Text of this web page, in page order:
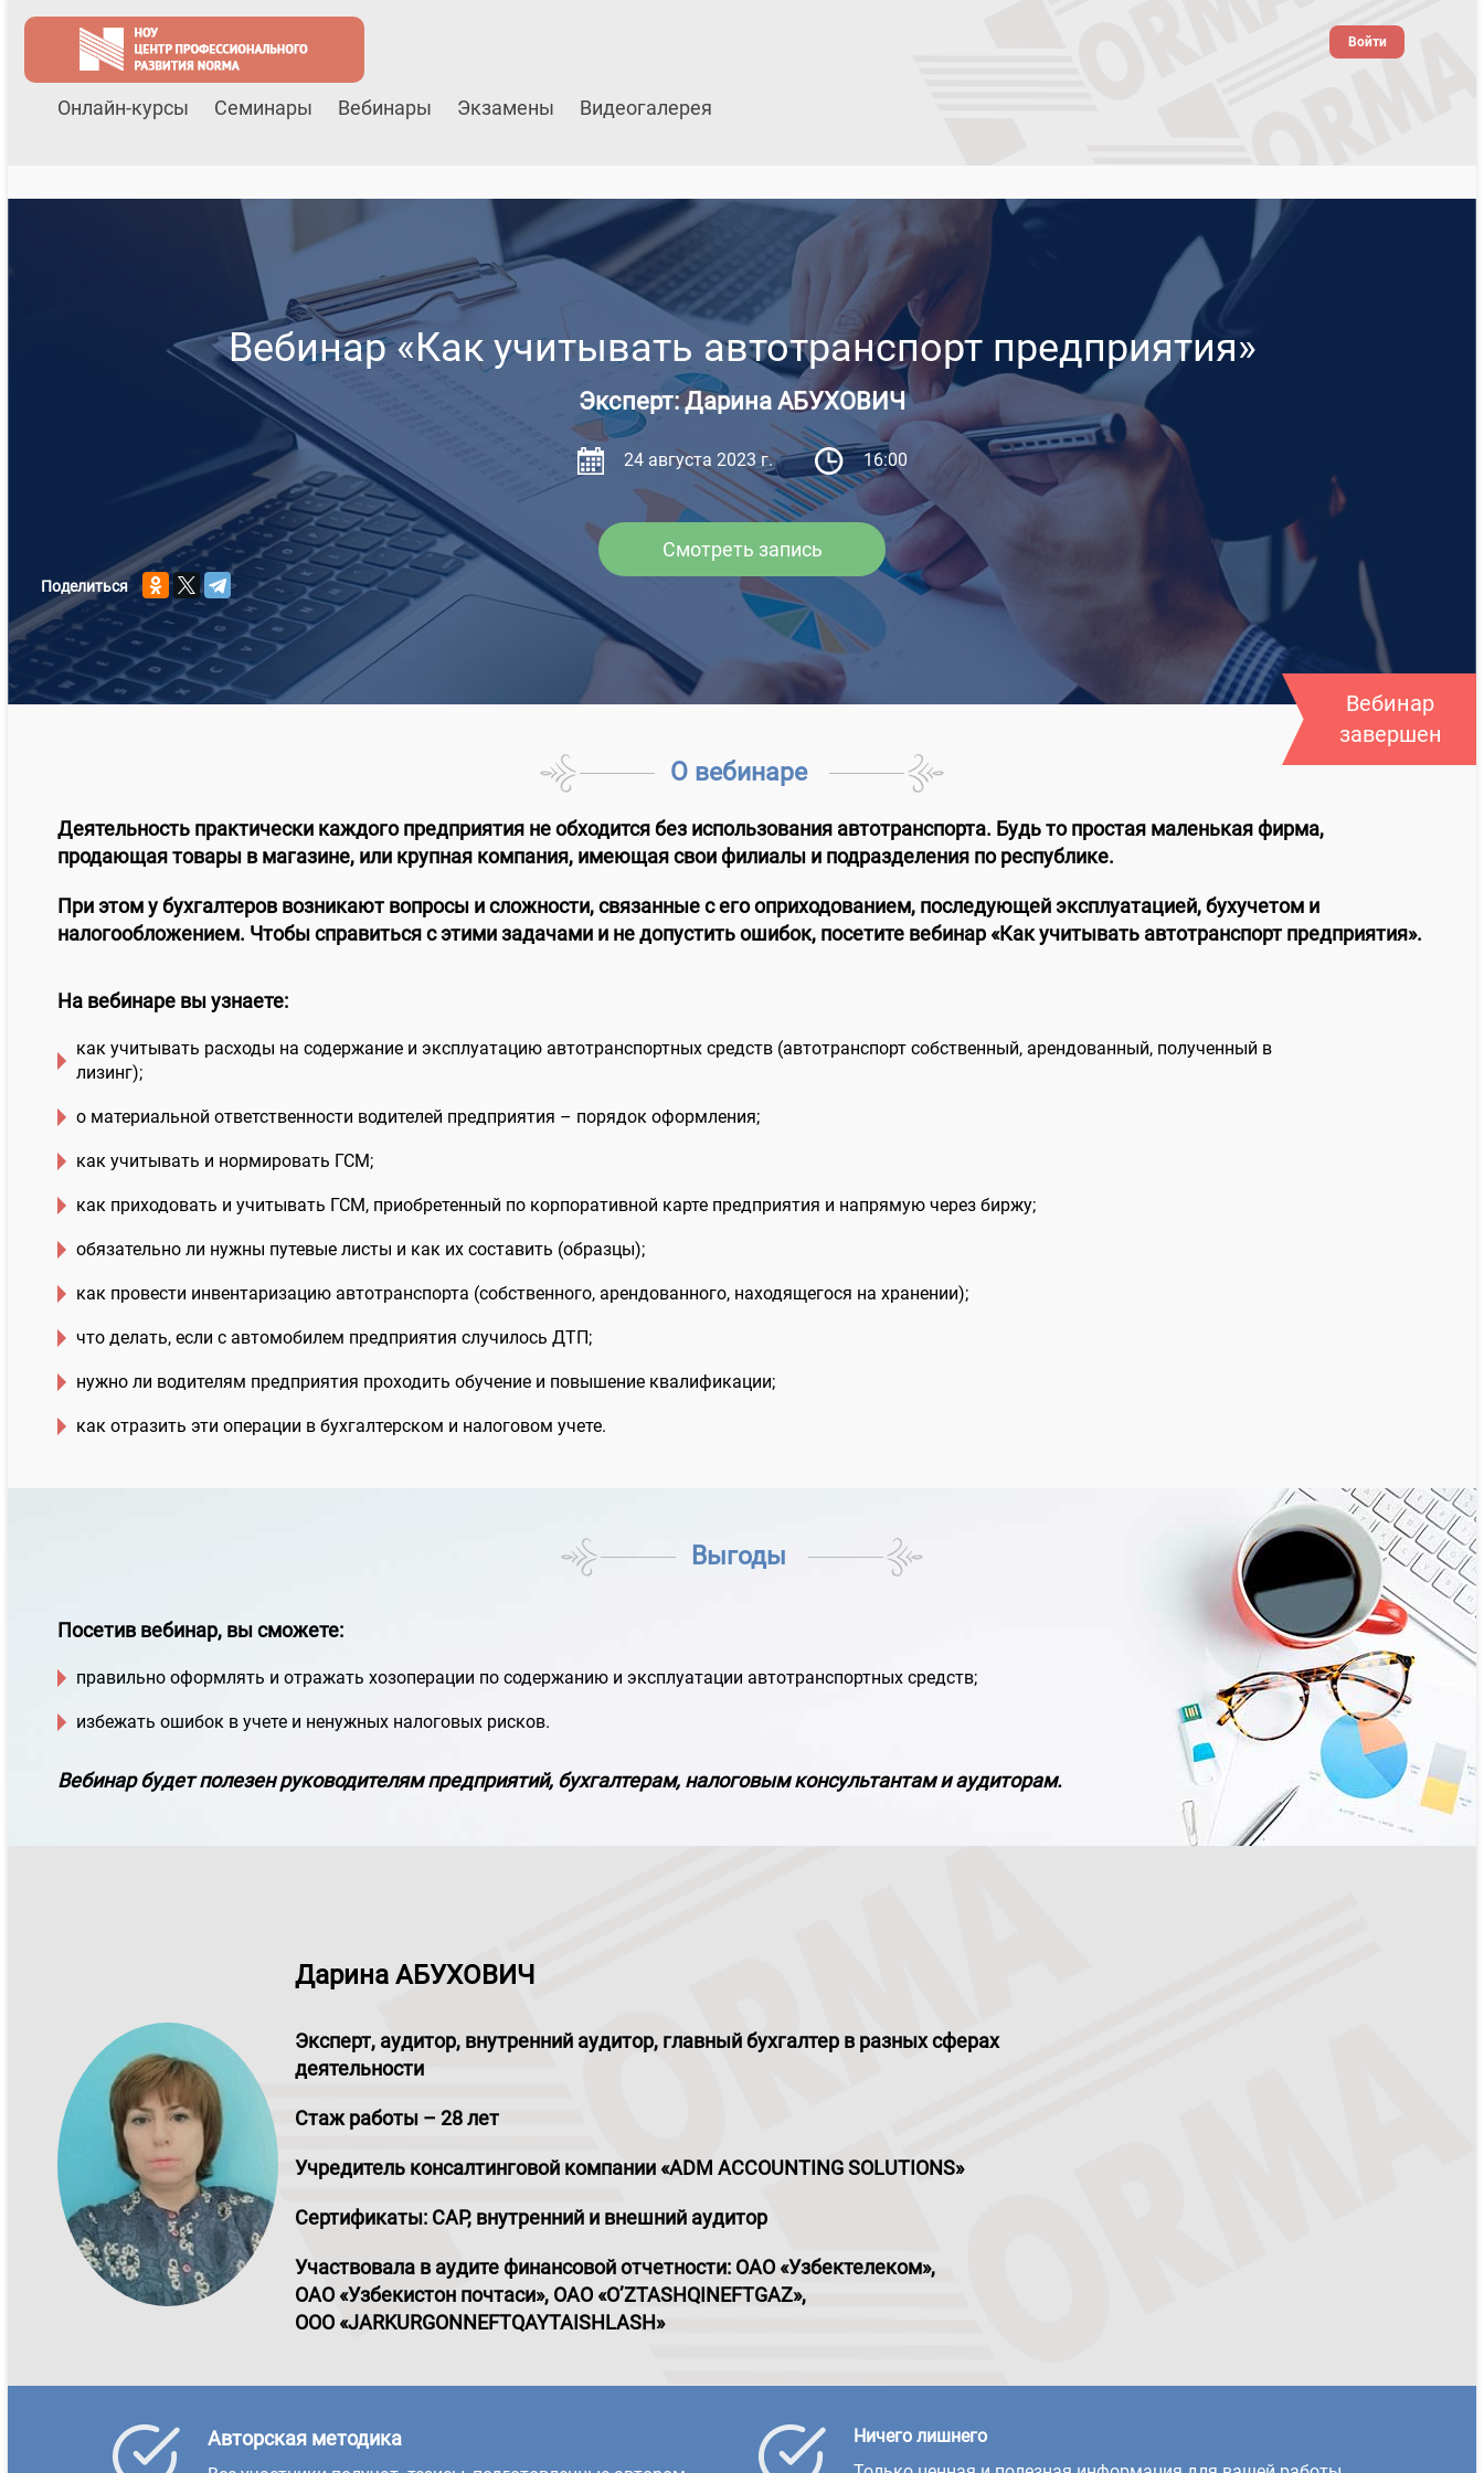
Онлайн-курсы Семинары Вебинары Экзамены Видеогалерея
Войти
Вебинар «Как учитывать автотранспорт предприятия»
Эксперт: Дарина АБУХОВИЧ
24 августа 2023 г. 16:00
Смотреть запись
Вебинар
завершен
Поделиться
О вебинаре
Деятельность практически каждого предприятия не обходится без использования автотранспорта. Будь то простая маленькая фирма,
продающая товары в магазине, или крупная компания, имеющая свои филиалы и подразделения по республике.
При этом у бухгалтеров возникают вопросы и сложности, связанные с его оприходованием, последующей эксплуатацией, бухучетом и
налогообложением. Чтобы справиться с этими задачами и не допустить ошибок, посетите вебинар «Как учитывать автотранспорт предприятия».
На вебинаре вы узнаете:
как учитывать расходы на содержание и эксплуатацию автотранспортных средств (автотранспорт собственный, арендованный, полученный в
лизинг);
о материальной ответственности водителей предприятия – порядок оформления;
как учитывать и нормировать ГСМ;
как приходовать и учитывать ГСМ, приобретенный по корпоративной карте предприятия и напрямую через биржу;
обязательно ли нужны путевые листы и как их составить (образцы);
как провести инвентаризацию автотранспорта (собственного, арендованного, находящегося на хранении);
что делать, если с автомобилем предприятия случилось ДТП;
нужно ли водителям предприятия проходить обучение и повышение квалификации;
как отразить эти операции в бухгалтерском и налоговом учете.
Выгоды
Посетив вебинар, вы сможете:
правильно оформлять и отражать хозоперации по содержанию и эксплуатации автотранспортных средств;
избежать ошибок в учете и ненужных налоговых рисков.
Вебинар будет полезен руководителям предприятий, бухгалтерам, налоговым консультантам и аудиторам.
Дарина АБУХОВИЧ
Эксперт, аудитор, внутренний аудитор, главный бухгалтер в разных сферах
деятельности
Стаж работы – 28 лет
Учредитель консалтинговой компании «ADM ACCOUNTING SOLUTIONS»
Сертификаты: CAP, внутренний и внешний аудитор
Участвовала в аудите финансовой отчетности: ОАО «Узбектелеком»,
ОАО «Узбекистон почтаси», ОАО «O’ZTASHQINEFTGAZ»,
ООО «JARKURGONNEFTQAYTAISHLASH»
Авторская методика
Ничего лишнего